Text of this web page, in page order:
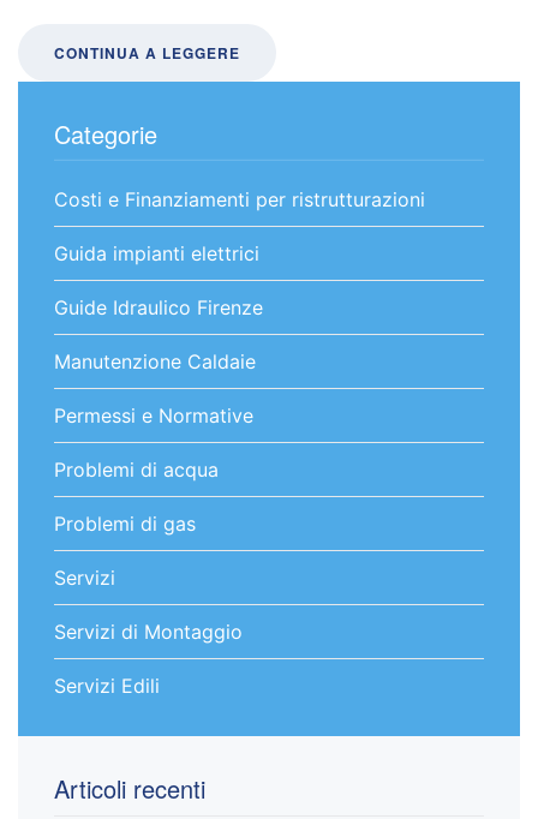
CONTINUA A LEGGERE
Categorie
Costi e Finanziamenti per ristrutturazioni
Guida impianti elettrici
Guide Idraulico Firenze
Manutenzione Caldaie
Permessi e Normative
Problemi di acqua
Problemi di gas
Servizi
Servizi di Montaggio
Servizi Edili
Articoli recenti